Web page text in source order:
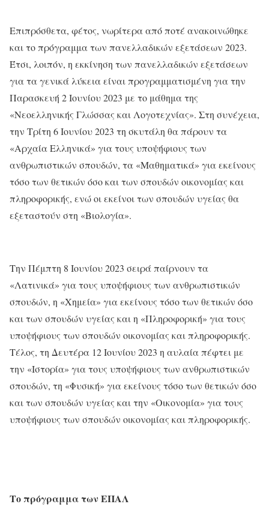
Επιπρόσθετα, φέτος, νωρίτερα από ποτέ ανακοινώθηκε
και το πρόγραμμα των πανελλαδικών εξετάσεων 2023.
Έτσι, λοιπόν, η εκκίνηση των πανελλαδικών εξετάσεων
για τα γενικά λύκεια είναι προγραμματισμένη για την
Παρασκευή 2 Ιουνίου 2023 με το μάθημα της
«Νεοελληνικής Γλώσσας και Λογοτεχνίας». Στη συνέχεια,
την Τρίτη 6 Ιουνίου 2023 τη σκυτάλη θα πάρουν τα
«Αρχαία Ελληνικά» για τους υποψήφιους των
ανθρωπιστικών σπουδών, τα «Μαθηματικά» για εκείνους
τόσο των θετικών όσο και των σπουδών οικονομίας και
πληροφορικής, ενώ οι εκείνοι των σπουδών υγείας θα
εξεταστούν στη «Βιολογία».
Την Πέμπτη 8 Ιουνίου 2023 σειρά παίρνουν τα
«Λατινικά» για τους υποψήφιους των ανθρωπιστικών
σπουδών, η «Χημεία» για εκείνους τόσο των θετικών όσο
και των σπουδών υγείας και η «Πληροφορική» για τους
υποψήφιους των σπουδών οικονομίας και πληροφορικής.
Τέλος, τη Δευτέρα 12 Ιουνίου 2023 η αυλαία πέφτει με
την «Ιστορία» για τους υποψήφιους των ανθρωπιστικών
σπουδών, τη «Φυσική» για εκείνους τόσο των θετικών όσο
και των σπουδών υγείας και την «Οικονομία» για τους
υποψήφιους των σπουδών οικονομίας και πληροφορικής.
Το πρόγραμμα των ΕΠΑΛ